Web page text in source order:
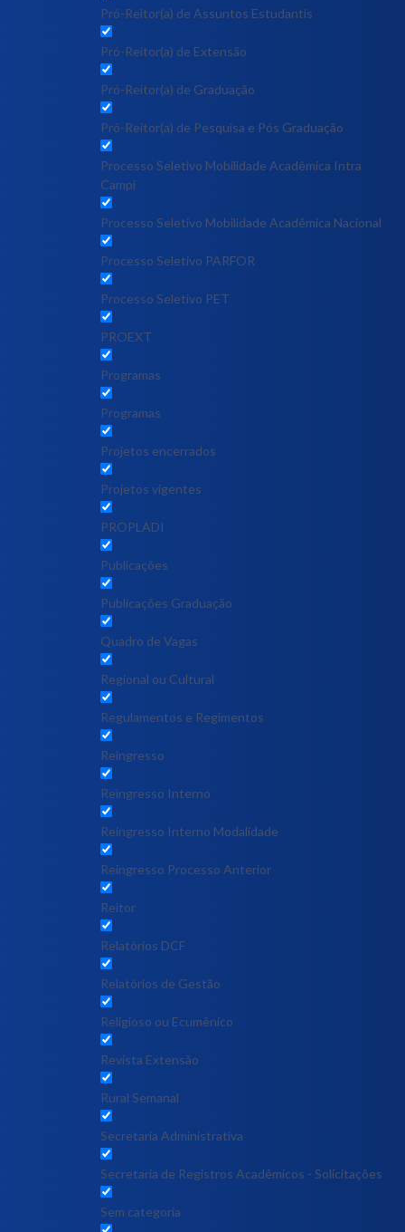
Pró-Reitor(a) de Assuntos Estudantis
Pró-Reitor(a) de Extensão
Pró-Reitor(a) de Graduação
Pró-Reitor(a) de Pesquisa e Pós Graduação
Processo Seletivo Mobilidade Acadêmica Intra
Campi
Processo Seletivo Mobilidade Acadêmica Nacional
Processo Seletivo PARFOR
Processo Seletivo PET
PROEXT
Programas
Programas
Projetos encerrados
Projetos vigentes
PROPLADI
Publicações
Publicações Graduação
Quadro de Vagas
Regional ou Cultural
Regulamentos e Regimentos
Reingresso
Reingresso Interno
Reingresso Interno Modalidade
Reingresso Processo Anterior
Reitor
Relatórios DCF
Relatórios de Gestão
Religioso ou Ecumênico
Revista Extensão
Rural Semanal
Secretaria Administrativa
Secretaria de Registros Acadêmicos - Solicitações
Sem categoria